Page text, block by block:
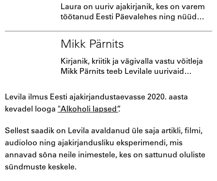
Laura on uuriv ajakirjanik, kes on varem
töötanud Eesti Päevalehes ning nüüd
""Ära vanematele räägi": JJ-streeti tume
pool."
Mikk Pärnits
Kirjanik, kriitik ja vägivalla vastu võitleja
Mikk Pärnits teeb Levilale uurivaid
lugu "Eesti täiskasvanute Tiktok" ning
koos Laura-Marleene Jefimoviga lugu
""Ära vanematele räägi: JJ-Streeti tume
Levila ilmus Eesti ajakirjandustaevasse 2020. aasta
kevadel looga "Alkoholi lapsed”.
Sellest saadik on Levila avaldanud üle saja artikli, filmi,
audioloo ning ajakirjandusliku eksperimendi, mis
annavad sõna neile inimestele, kes on sattunud oluliste
sündmuste keskele.